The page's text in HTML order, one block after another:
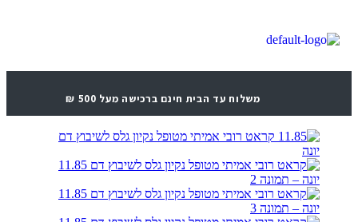
משלוח עד הבית חינם ברכישה מעל 500 ₪